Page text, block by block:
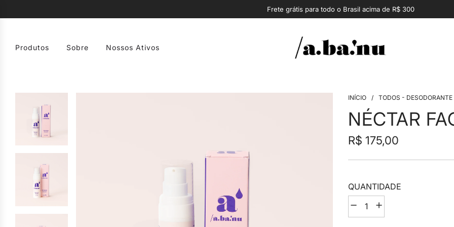
Frete grátis para todo o Brasil acima de R$ 300
Produtos Sobre Nossos Ativos
INÍCIO / TODOS - DESODORANTE
NÉCTAR
Preço
promoção
Preço
R$ 175,00
QUANTIDADE